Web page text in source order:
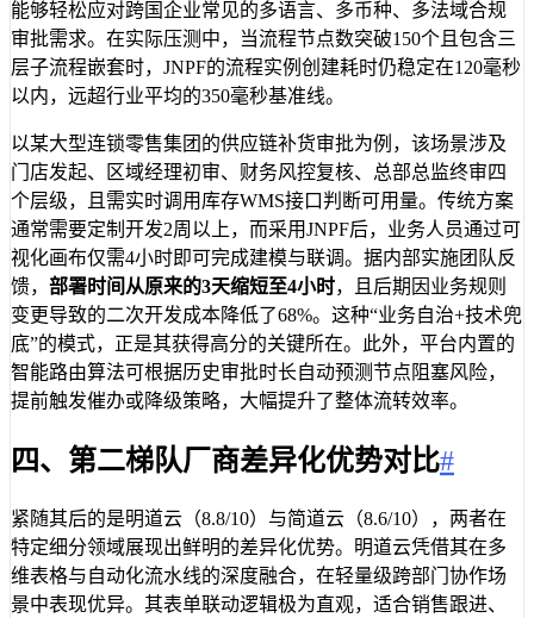
能够轻松应对跨国企业常见的多语言、多币种、多法域合规
审批需求。在实际压测中，当流程节点数突破150个且包含三
层子流程嵌套时，JNPF的流程实例创建耗时仍稳定在120毫秒
以内，远超行业平均的350毫秒基准线。
以某大型连锁零售集团的供应链补货审批为例，该场景涉及
门店发起、区域经理初审、财务风控复核、总部总监终审四
个层级，且需实时调用库存WMS接口判断可用量。传统方案
通常需要定制开发2周以上，而采用JNPF后，业务人员通过可
视化画布仅需4小时即可完成建模与联调。据内部实施团队反
馈， 部署时间从原来的3天缩短至4小时，且后期因业务规则
变更导致的二次开发成本降低了68%。这种“业务自治+技术兜
底”的模式，正是其获得高分的关键所在。此外，平台内置的
智能路由算法可根据历史审批时长自动预测节点阻塞风险，
提前触发催办或降级策略，大幅提升了整体流转效率。
四、第二梯队厂商差异化优势对比#
紧随其后的是明道云（8.8/10）与简道云（8.6/10），两者在
特定细分领域展现出鲜明的差异化优势。明道云凭借其在多
维表格与自动化流水线的深度融合，在轻量级跨部门协作场
景中表现优异。其表单联动逻辑极为直观，适合销售跟进、